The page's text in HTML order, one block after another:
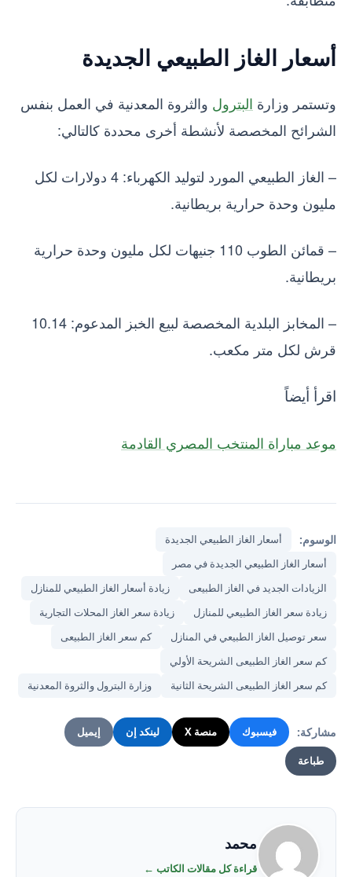
أسعار الغاز الطبيعي الجديدة
وتستمر وزارة البترول والثروة المعدنية في العمل بنفس
الشرائح المخصصة لأنشطة أخرى محددة كالتالي:
– الغاز الطبيعي المورد لتوليد الكهرباء: 4 دولارات لكل
مليون وحدة حرارية بريطانية.
– قمائن الطوب 110 جنيهات لكل مليون وحدة حرارية
بريطانية.
– المخابز البلدية المخصصة لبيع الخبز المدعوم: 10.14
قرش لكل متر مكعب.
اقرأ أيضاً
موعد مباراة المنتخب المصري القادمة
الوسوم:
أسعار الغاز الطبيعي الجديدة
أسعار الغاز الطبيعي الجديدة في مصر
الزيادات الجديد في الغاز الطبيعى
زيادة أسعار الغاز الطبيعي للمنازل
زيادة سعر الغاز الطبيعي للمنازل
زيادة سعر الغاز المحلات التجارية
سعر توصيل الغاز الطبيعي في المنازل
كم سعر الغاز الطبيعى
كم سعر الغاز الطبيعى الشريحة الأولي
كم سعر الغاز الطبيعى الشريحة الثانية
وزارة البترول والثروة المعدنية
مشاركة: فيسبوك منصة X لينكد إن إيميل
طباعة
محمد
قراءة كل مقالات الكاتب ←